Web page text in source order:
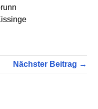
Nächster Beitrag →